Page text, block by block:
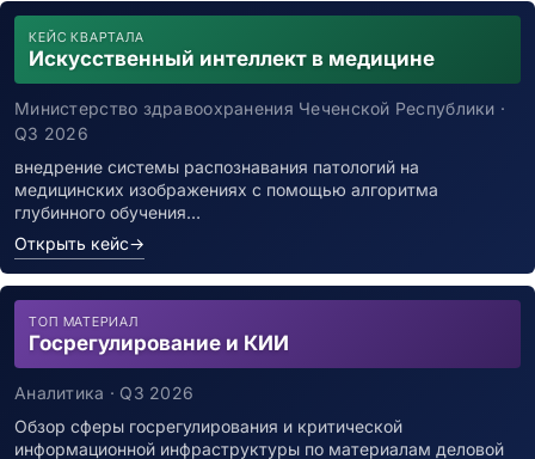
КЕЙС КВАРТАЛА
Искусственный интеллект в медицине
Министерство здравоохранения Чеченской Республики ·
Q3 2026
внедрение системы распознавания патологий на
медицинских изображениях с помощью алгоритма
глубинного обучения…
Открыть кейс→
ТОП МАТЕРИАЛ
Госрегулирование и КИИ
Аналитика · Q3 2026
Обзор сферы госрегулирования и критической
информационной инфраструктуры по материалам деловой